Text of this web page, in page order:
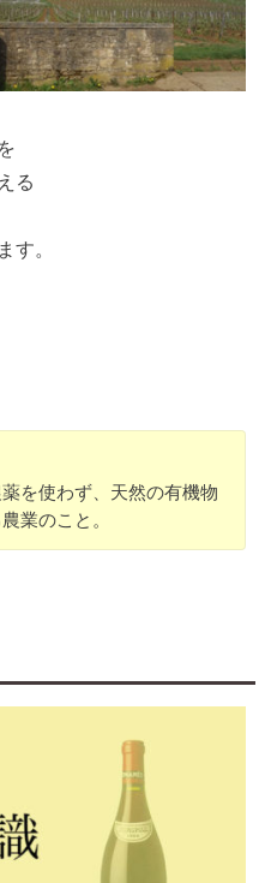
る
す。
を使わず、天然の有機物
業のこと。